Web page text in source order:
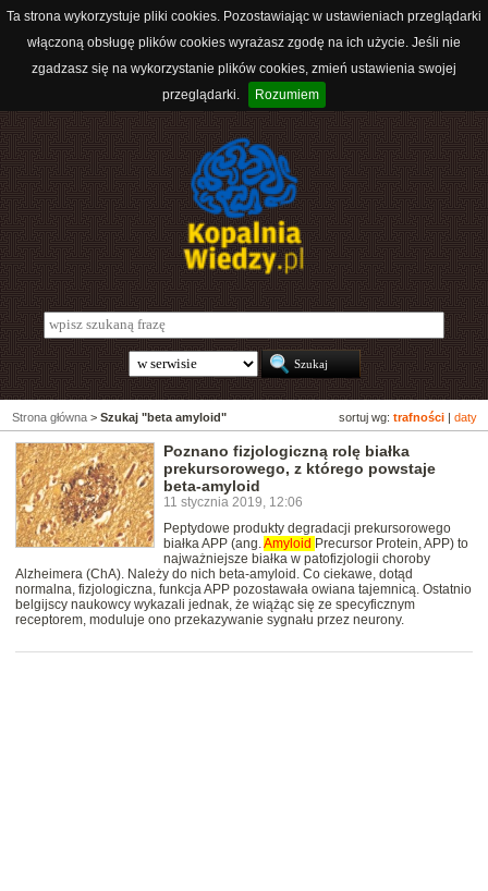
Ta strona wykorzystuje pliki cookies. Pozostawiając w ustawieniach przeglądarki
włączoną obsługę plików cookies wyrażasz zgodę na ich użycie. Jeśli nie
zgadzasz się na wykorzystanie plików cookies, zmień ustawienia swojej
przeglądarki.
Rozumiem
sortuj wg: trafności daty
Strona główna > Szukaj "beta amyloid"
Poznano fizjologiczną rolę białka
prekursorowego, z którego powstaje
beta-amyloid
11 stycznia 2019, 12:06
Peptydowe produkty degradacji prekursorowego
białka APP (ang.Amyloid Precursor Protein, APP) to
najważniejsze białka w patofizjologii choroby
Alzheimera (ChA). Należy do nich beta-amyloid. Co ciekawe, dotąd
normalna, fizjologiczna, funkcja APP pozostawała owiana tajemnicą. Ostatnio
belgijscy naukowcy wykazali jednak, że wiążąc się ze specyficznym
receptorem, moduluje ono przekazywanie sygnału przez neurony.